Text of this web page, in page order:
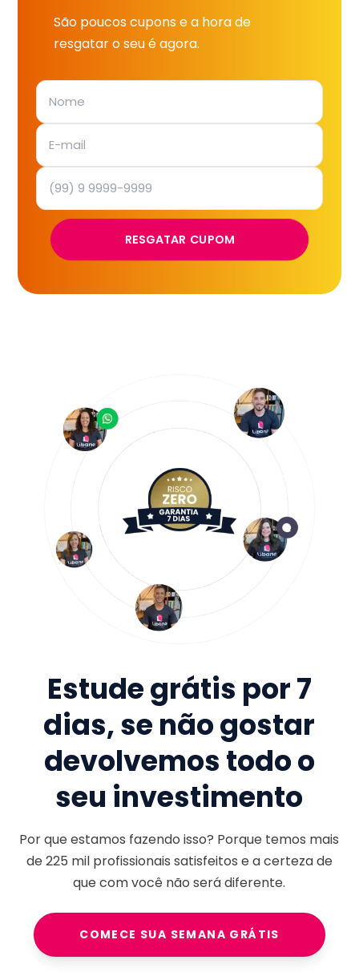
São poucos cupons e a hora de
resgatar o seu é agora.
RESGATAR CUPOM
Estude grátis por 7
dias, se não gostar
devolvemos todo o
seu investimento
Por que estamos fazendo isso? Porque temos mais
de225 milprofissionais satisfeitos e a certeza de
que com você não será diferente.
COMECE SUA SEMANA GRÁTIS